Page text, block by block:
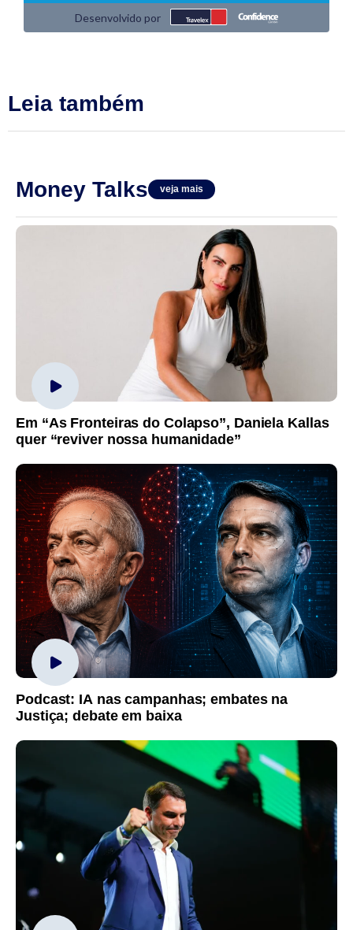
Leia também
Money Talks veja mais
Em “As Fronteiras do Colapso”, Daniela Kallas
quer “reviver nossa humanidade”
Podcast: IA nas campanhas; embates na
Justiça; debate em baixa